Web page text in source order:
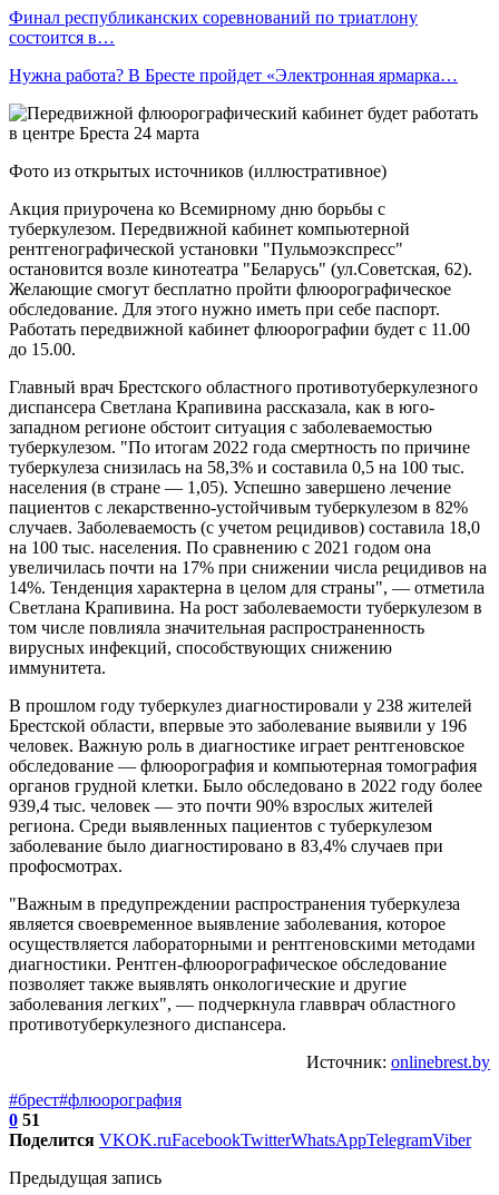
Финал республиканских соревнований по триатлону
состоится в…
Нужна работа? В Бресте пройдет «Электронная ярмарка…
Фото из открытых источников (иллюстративное)
Акция приурочена ко Всемирному дню борьбы с
туберкулезом. Передвижной кабинет компьютерной
рентгенографической установки "Пульмоэкспресс"
остановится возле кинотеатра "Беларусь" (ул.Советская, 62).
Желающие смогут бесплатно пройти флюорографическое
обследование. Для этого нужно иметь при себе паспорт.
Работать передвижной кабинет флюорографии будет с 11.00
до 15.00.
Главный врач Брестского областного противотуберкулезного
диспансера Светлана Крапивина рассказала, как в юго-
западном регионе обстоит ситуация с заболеваемостью
туберкулезом. "По итогам 2022 года смертность по причине
туберкулеза снизилась на 58,3% и составила 0,5 на 100 тыс.
населения (в стране — 1,05). Успешно завершено лечение
пациентов с лекарственно-устойчивым туберкулезом в 82%
случаев. Заболеваемость (с учетом рецидивов) составила 18,0
на 100 тыс. населения. По сравнению с 2021 годом она
увеличилась почти на 17% при снижении числа рецидивов на
14%. Тенденция характерна в целом для страны", — отметила
Светлана Крапивина. На рост заболеваемости туберкулезом в
том числе повлияла значительная распространенность
вирусных инфекций, способствующих снижению
иммунитета.
В прошлом году туберкулез диагностировали у 238 жителей
Брестской области, впервые это заболевание выявили у 196
человек. Важную роль в диагностике играет рентгеновское
обследование — флюорография и компьютерная томография
органов грудной клетки. Было обследовано в 2022 году более
939,4 тыс. человек — это почти 90% взрослых жителей
региона. Среди выявленных пациентов с туберкулезом
заболевание было диагностировано в 83,4% случаев при
профосмотрах.
"Важным в предупреждении распространения туберкулеза
является своевременное выявление заболевания, которое
осуществляется лабораторными и рентгеновскими методами
диагностики. Рентген-флюорографическое обследование
позволяет также выявлять онкологические и другие
заболевания легких", — подчеркнула главврач областного
противотуберкулезного диспансера.
Источник: onlinebrest.by
#брест#флюорография
0 51
Поделится VKOK.ruFacebookTwitterWhatsAppTelegramViber
Предыдущая запись